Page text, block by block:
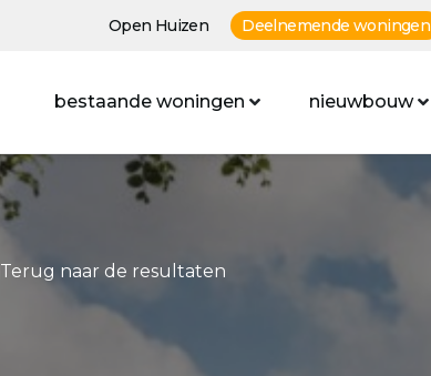
Open Huizen Deelnemende woningen
bestaande woningen nieuwbouw
Terug naar de resultaten